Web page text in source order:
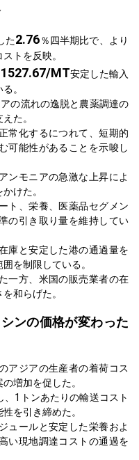
た2.76％四半期比で、より
トを反映。
1527.67/MT安定した輸入
。
の流れの逸脱と農薬調達の
た。
常化するにつれて、短期的
可能性があることを示唆し
ンモニアの急激な上昇によ
けた。
ト、栄養、医薬品セグメン
の引き取り量を維持してい
庫と安定した港の通過量を
を制限している。
一方、米国の販売業者の在
和らげた。
ンの価格が変わった
アジアの生産者の着荷コス
増加を促した。
1トンあたりの輸送コスト
を引き締めた。
ュールと安定した栄養およ
い現地調達コストの通過を